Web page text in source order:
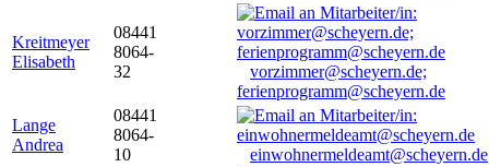
Kreitmeyer
Elisabeth
08441
8064-
32
vorzimmer@scheyern.de;
ferienprogramm@scheyern.de
Lange
Andrea
08441
8064-
10
einwohnermeldeamt@scheyern.de